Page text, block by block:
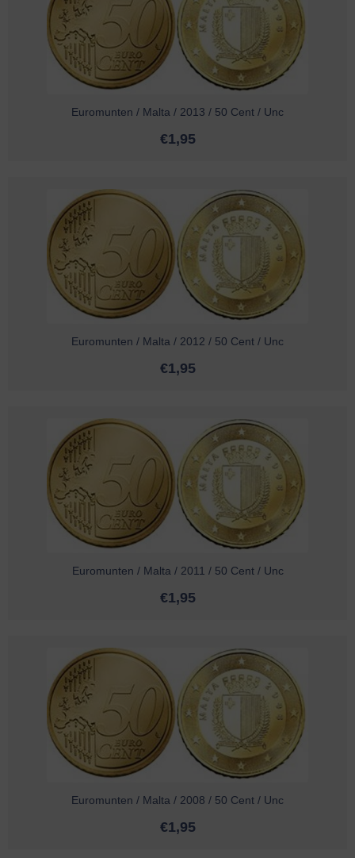
Euromunten / Malta / 2013 / 50 Cent / Unc
€1,95
Euromunten / Malta / 2012 / 50 Cent / Unc
€1,95
Euromunten / Malta / 2011 / 50 Cent / Unc
€1,95
Euromunten / Malta / 2008 / 50 Cent / Unc
€1,95